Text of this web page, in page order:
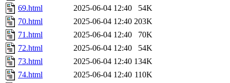
69.html
2025-06-04 12:40
54K
70.html
2025-06-04 12:40 203K
71.html
2025-06-04 12:40
70K
72.html
2025-06-04 12:40
54K
73.html
2025-06-04 12:40 134K
74.html
2025-06-04 12:40 110K